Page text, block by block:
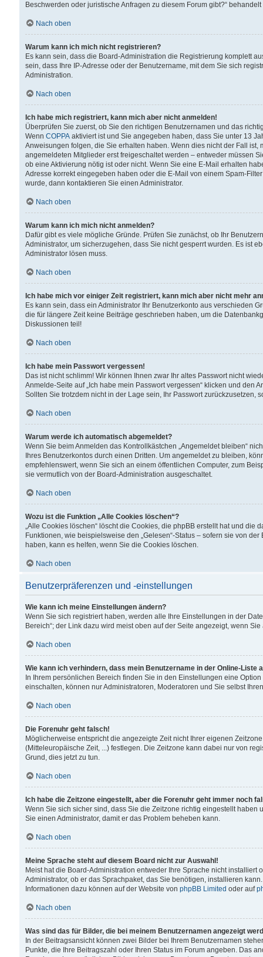
Beschwerden oder juristische Anfragen zu diesem Forum gibt?“
Nach oben
Warum kann ich mich nicht registrieren?
Es kann sein, dass die Board-Administration die Registrierung komplett
sein, dass Ihre IP-Adresse oder der Benutzername, mit dem Sie sich
Administration.
Nach oben
Ich habe mich registriert, kann mich aber nicht anmelden!
Überprüfen Sie zuerst, ob Sie den richtigen Benutzernamen und das
Wenn COPPA aktiviert ist und Sie angegeben haben, dass Sie unter 13
Anweisungen folgen, die Sie erhalten haben. Wenn dies nicht der Fall
angemeldeten Mitglieder erst freigeschaltet werden – entweder müssen
ob eine Aktivierung nötig ist oder nicht. Wenn Sie eine E-Mail erhalten
Adresse korrekt eingegeben haben oder die E-Mail von einem Spam-
wurde, dann kontaktieren Sie einen Administrator.
Nach oben
Warum kann ich mich nicht anmelden?
Dafür gibt es viele mögliche Gründe. Prüfen Sie zunächst, ob Ihr
Administrator, um sicherzugehen, dass Sie nicht gesperrt wurden. Es ist
Administrator lösen muss.
Nach oben
Ich habe mich vor einiger Zeit registriert, kann mich aber nicht mehr
Es kann sein, dass ein Administrator Ihr Benutzerkonto aus verschieden
die für längere Zeit keine Beiträge geschrieben haben, um die
Diskussionen teil!
Nach oben
Ich habe mein Passwort vergessen!
Das ist nicht schlimm! Wir können Ihnen zwar Ihr altes Passwort nicht
Anmelde-Seite auf „Ich habe mein Passwort vergessen“ klicken und
Sollten Sie trotzdem nicht in der Lage sein, Ihr Passwort zurückzusetzen,
Nach oben
Warum werde ich automatisch abgemeldet?
Wenn Sie beim Anmelden das Kontrollkästchen „Angemeldet bleiben“
Ihres Benutzerkontos durch einen Dritten. Um angemeldet zu bleiben,
empfehlenswert, wenn Sie sich an einem öffentlichen Computer, zum
sie vermutlich von der Board-Administration ausgeschaltet.
Nach oben
Wozu ist die Funktion „Alle Cookies löschen“?
„Alle Cookies löschen“ löscht die Cookies, die phpBB erstellt hat und
Funktionen, wie beispielsweise den „Gelesen“-Status – sofern sie von
haben, kann es helfen, wenn Sie die Cookies löschen.
Nach oben
Benutzerpräferenzen und -einstellungen
Wie kann ich meine Einstellungen ändern?
Wenn Sie sich registriert haben, werden alle Ihre Einstellungen in der
Bereich“; der Link dazu wird meist oben auf der Seite angezeigt, wenn
Nach oben
Wie kann ich verhindern, dass mein Benutzername in der Online-Liste
In Ihrem persönlichen Bereich finden Sie in den Einstellungen eine
einschalten, können nur Administratoren, Moderatoren und Sie selbst
Nach oben
Die Forenuhr geht falsch!
Möglicherweise entspricht die angezeigte Zeit nicht Ihrer eigenen
(Mitteleuropäische Zeit, ...) festlegen. Die Zeitzone kann dabei nur von
Grund, dies jetzt zu tun.
Nach oben
Ich habe die Zeitzone eingestellt, aber die Forenuhr geht immer noch
Wenn Sie sich sicher sind, dass Sie die Zeitzone richtig eingestellt
Sie einen Administrator, damit er das Problem beheben kann.
Nach oben
Meine Sprache steht auf diesem Board nicht zur Auswahl!
Meist hat die Board-Administration entweder Ihre Sprache nicht
Administrator, ob er das Sprachpaket, das Sie benötigen, installieren
Informationen dazu können auf der Website von phpBB Limited oder auf
Nach oben
Was sind das für Bilder, die bei meinem Benutzernamen angezeigt
In der Beitragsansicht können zwei Bilder bei Ihrem Benutzernamen
Punkte, die Ihre Beitragszahl oder Ihren Status im Forum angeben. Das